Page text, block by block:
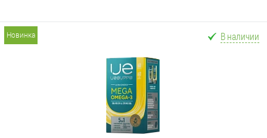
новинка В наличии